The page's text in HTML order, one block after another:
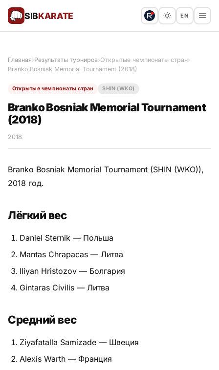
SIBKARATE EN
Результаты турниров
Мастера киокушинкай
Питание
Пояса
Психология бойца
Терминология
Техника и ката
Главная›Результаты турниров›Открытые чемпионаты стран›
Branko Bosniak Memorial Tournament (2018)
Открытые чемпионаты стран SHIN (WKO)
Branko Bosniak Memorial Tournament
(2018)
2018
Branko Bosniak Memorial Tournament (SHIN (WKO)),
2018 год.
Лёгкий вес
Daniel Sternik — Польша
Mantas Chrapacas — Литва
Iliyan Hristozov — Болгария
Gintaras Civilis — Литва
Средний вес
Ziyafatalla Samizade — Швеция
Alexis Warth — Франция